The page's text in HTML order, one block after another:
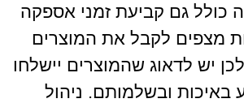
כולל גם קביעת זמני אספקה
מצפים לקבל את המוצרים
יש לדאוג שהמוצרים יישלחו
באיכות ובשלמותם. ניהול